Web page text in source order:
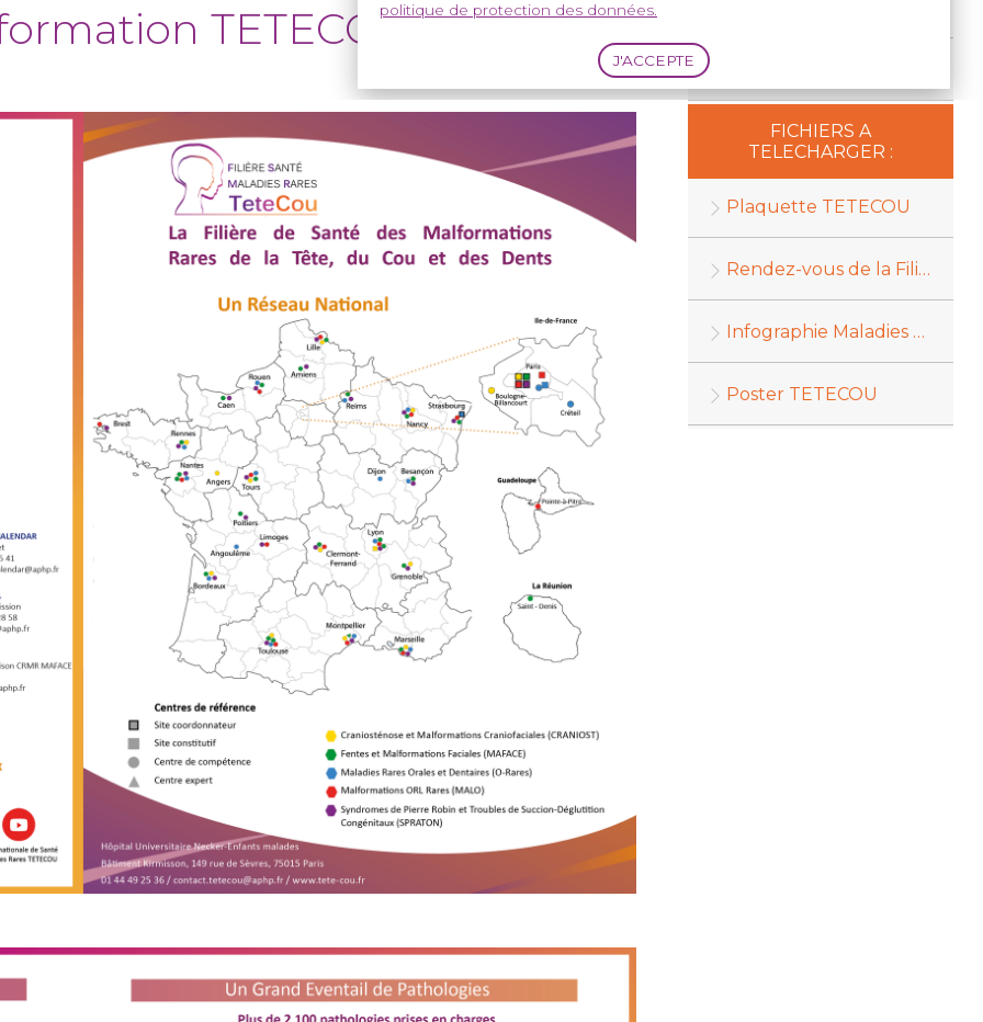
politique de protection des données.
TETECOU 2021
FICHIERS A
TELECHARGER :
Plaquette TETECOU
Rendez-vous de la Filière
Infographie Maladies Rares
Poster TETECOU